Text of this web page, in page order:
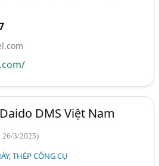
DMS Việt Nam
26/3/2025)
THÉP CÔNG CỤ